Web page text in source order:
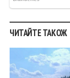
ЧИТАЙТЕ ТАКОЖ